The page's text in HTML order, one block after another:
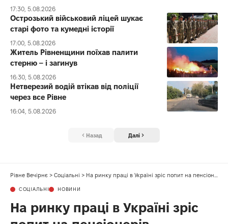
17:30, 5.08.2026
Острозький військовий ліцей шукає
старі фото та кумедні історії
17:00, 5.08.2026
Житель Рівненщини поїхав палити
стерню – і загинув
16:30, 5.08.2026
Нетверезий водій втікав від поліції
через все Рівне
16:04, 5.08.2026
Назад Далі
Рівне Вечірнє > Соціальні > На ринку праці в Україні зріс попит на пенсіонерів
СОЦІАЛЬНІ НОВИНИ
На ринку праці в Україні зріс